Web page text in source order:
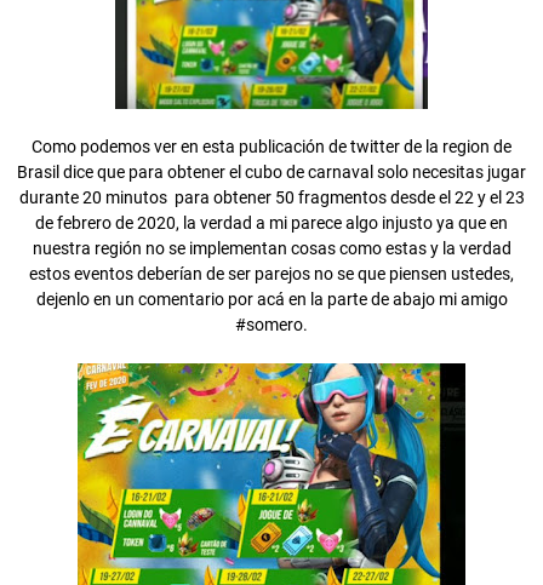
Como podemos ver en esta publicación de twitter de la region de
Brasil dice que para obtener el cubo de carnaval solo necesitas jugar
durante 20 minutos para obtener 50 fragmentos desde el 22 y el 23
de febrero de 2020, la verdad a mi parece algo injusto ya que en
nuestra región no se implementan cosas como estas y la verdad
estos eventos deberían de ser parejos no se que piensen ustedes,
dejenlo en un comentario por acá en la parte de abajo mi amigo
#somero.